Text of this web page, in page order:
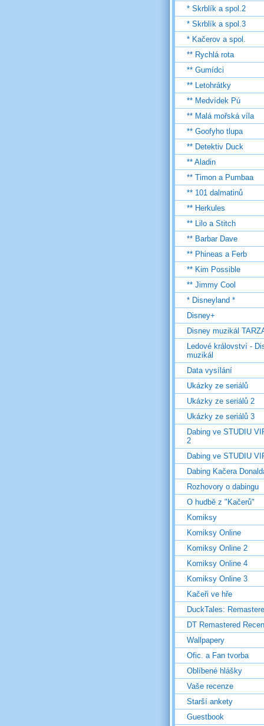
* Skrblík a spol.2
* Skrblík a spol.3
* Kačerov a spol.
** Rychlá rota
** Gumídci
** Letohrátky
** Medvídek Pú
** Malá mořská víla
** Goofyho tlupa
** Detektiv Duck
** Aladin
** Timon a Pumbaa
** 101 dalmatinů
** Herkules
** Lilo a Stitch
** Barbar Dave
** Phineas a Ferb
** Kim Possible
** Jimmy Cool
* Disneyland *
Disney+
Disney muzikál
Ledové království -
muzikál
Data vysílání
Ukázky ze seriálů
Ukázky ze seriálů 2
Ukázky ze seriálů 3
Dabing ve STUDIU
2
Dabing ve STUDIU
Dabing Kačera
Rozhovory o dabingu
O hudbě z "Kačerů"
Komiksy
Komiksy Online
Komiksy Online 2
Komiksy Online 4
Komiksy Online 3
Kačeři ve hře
DuckTales:
DT Remastered
Wallpapery
Ofic. a Fan tvorba
Oblíbené hlášky
Vaše recenze
Starší ankety
Guestbook